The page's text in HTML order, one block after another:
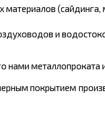
материалов
и
нами металлопроката
покрытием